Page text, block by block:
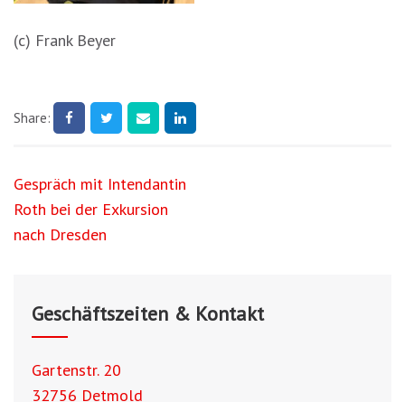
(c) Frank Beyer
Share:
Beitragsnavigation
Gespräch mit Intendantin
Roth bei der Exkursion
nach Dresden
Geschäftszeiten & Kontakt
Gartenstr. 20
32756 Detmold